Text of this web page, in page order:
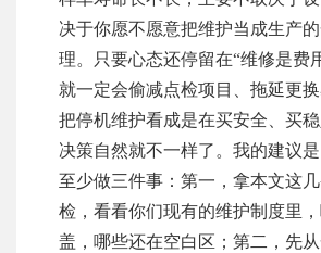
决于你愿不愿意把维护当成生产
理。只要心态还停留在“维修是费
就一定会偷减点检项目、拖延更
把停机维护看成是在买安全、买
决策自然就不一样了。我的建议
至少做三件事：第一，拿本文这
检，看看你们现有的维护制度里
盖，哪些还在空白区；第二，先